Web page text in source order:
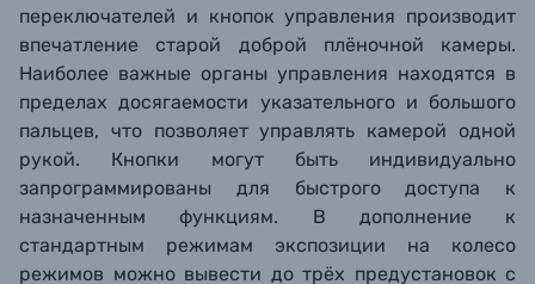
переключателей и кнопок управления производит
впечатление старой доброй плёночной камеры.
Наиболее важные органы управления находятся в
пределах досягаемости указательного и большого
пальцев, что позволяет управлять камерой одной
рукой. Кнопки могут быть индивидуально
запрограммированы для быстрого доступа к
назначенным функциям. В дополнение к
стандартным режимам экспозиции на колесо
режимов можно вывести до трёх предустановок с